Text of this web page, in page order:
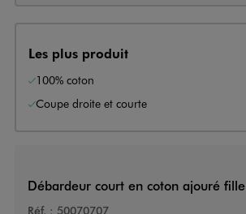
Les plus produit
100% coton
Coupe droite et courte
Débardeur court en coton ajouré fille
Réf. : 50070707